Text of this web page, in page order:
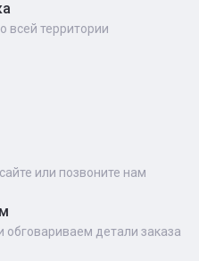
всей территории
или позвоните нам
обговариваем детали заказа